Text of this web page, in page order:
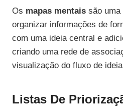
Os mapas mentais são
organizar informações de
com uma ideia central e
criando uma rede de
visualização do fluxo de
Listas De